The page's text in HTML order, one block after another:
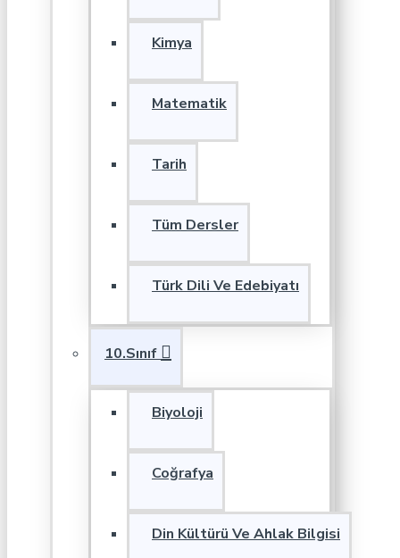
Kimya
Matematik
Tarih
Tüm Dersler
Türk Dili Ve Edebiyatı
10.Sınıf
Biyoloji
Coğrafya
Din Kültürü Ve Ahlak Bilgisi